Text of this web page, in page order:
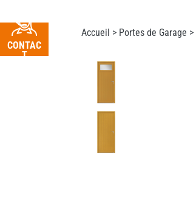
Accueil > Portes de Garage >
CONTAC
T